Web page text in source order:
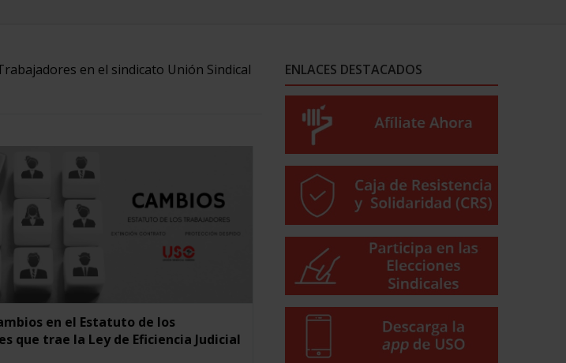
en el sindicato Unión Sindical
en el Estatuto de los
que trae la Ley de Eficiencia Judicial
ENLACES DESTACADOS